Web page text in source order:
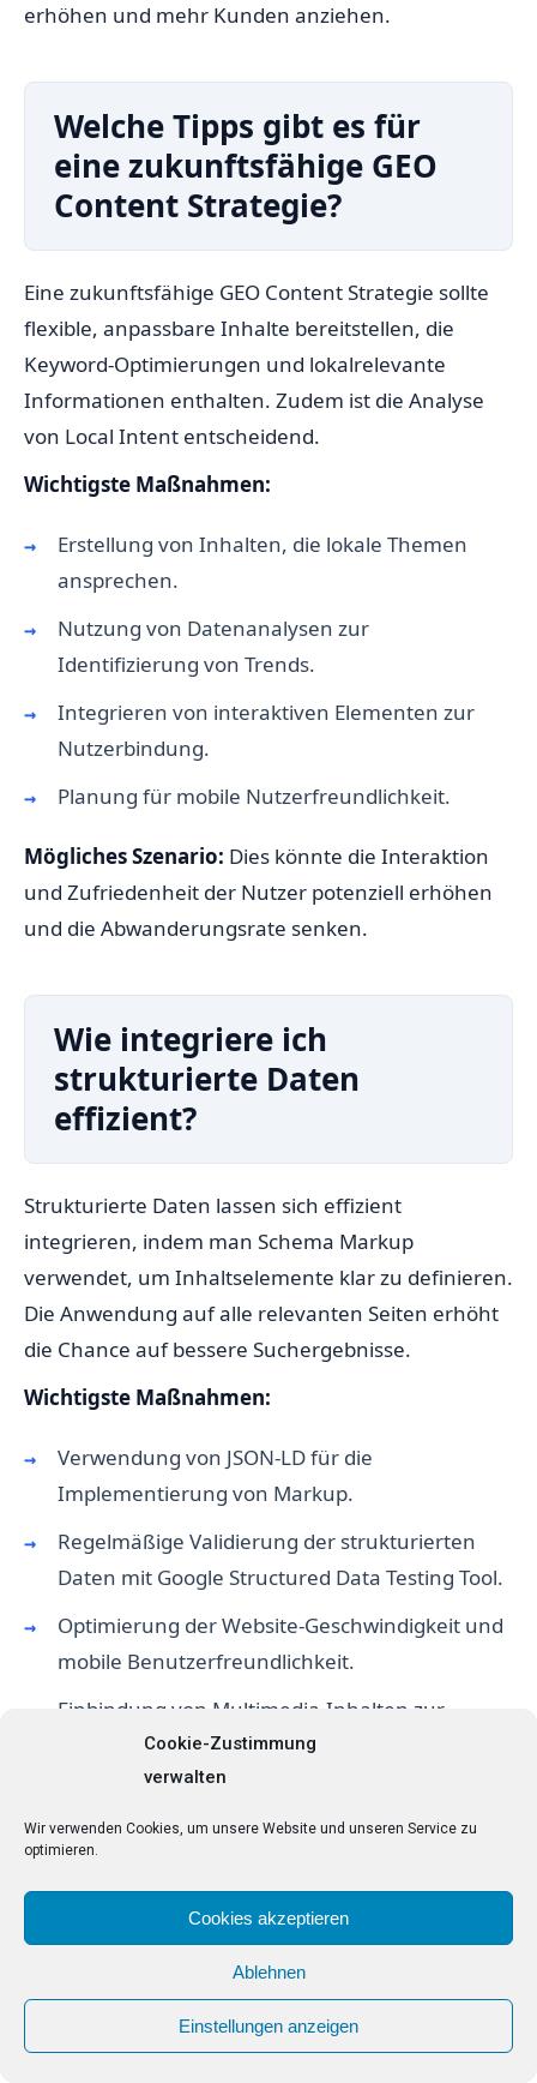
Cookie-Zustimmung
verwalten
Wir verwenden Cookies, um unsere Website und unseren Service zu
optimieren.
Cookies akzeptieren
Ablehnen
Einstellungen anzeigen
erhöhen und mehr Kunden anziehen.
Welche Tipps gibt es für
eine zukunftsfähige GEO
Content Strategie?
Eine zukunftsfähige GEO Content Strategie sollte
flexible, anpassbare Inhalte bereitstellen, die
Keyword-Optimierungen und lokalrelevante
Informationen enthalten. Zudem ist die Analyse
von Local Intent entscheidend.
Wichtigste Maßnahmen:
Erstellung von Inhalten, die lokale Themen
ansprechen.
Nutzung von Datenanalysen zur
Identifizierung von Trends.
Integrieren von interaktiven Elementen zur
Nutzerbindung.
Planung für mobile Nutzerfreundlichkeit.
Mögliches Szenario: Dies könnte die Interaktion
und Zufriedenheit der Nutzer potenziell erhöhen
und die Abwanderungsrate senken.
Wie integriere ich
strukturierte Daten
effizient?
Strukturierte Daten lassen sich effizient
integrieren, indem man Schema Markup
verwendet, um Inhaltselemente klar zu definieren.
Die Anwendung auf alle relevanten Seiten erhöht
die Chance auf bessere Suchergebnisse.
Wichtigste Maßnahmen:
Verwendung von JSON-LD für die
Implementierung von Markup.
Regelmäßige Validierung der strukturierten
Daten mit Google Structured Data Testing Tool.
Optimierung der Website-Geschwindigkeit und
mobile Benutzerfreundlichkeit.
Einbindung von Multimedia-Inhalten zur
Steigerung der Attraktivität.
zu einer verbesserten Nutzererfahrung führen
Welche Rolle spielen
Keywords in der GEO SEO?